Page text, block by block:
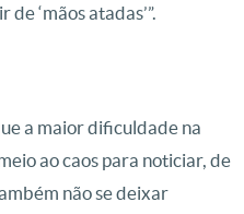
‘mãos atadas’”.
a maior dificuldade na
ao caos para noticiar, de
não se deixar